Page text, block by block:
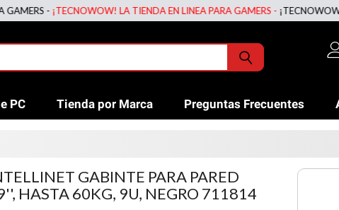
-¡TECNOWOW! LA TIENDA EN LINEA PARA GAMERS -¡TECNOWOW! LA
PC Tienda por Marca Preguntas Frecuentes
GABINTE PARA PARED
HASTA 60KG, 9U, NEGRO 711814